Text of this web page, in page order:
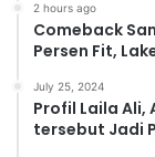
2 hours ago
Comeback
Persen Fit,
July 25, 2024
Profil Laila Ali,
tersebut Jadi